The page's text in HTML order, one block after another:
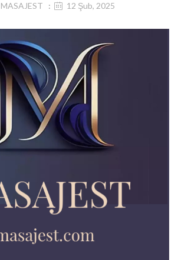
MASAJEST 12 Şub, 2025